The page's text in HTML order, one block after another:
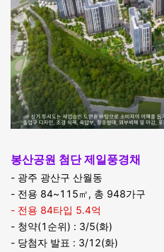
봉산공원 첨단 제일풍경채
- 광주 광산구 산월동
- 전용 84~115㎡, 총 948가구
- 전용 84타입 5.4억
- 청약(1순위) : 3/5(화)
- 당첨자 발표 : 3/12(화)